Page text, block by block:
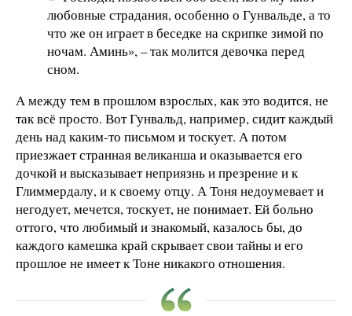
любовные страдания, особенно о Гунвальде, а то
что же он играет в беседке на скрипке зимой по
ночам. Аминь», – так молится девочка перед
сном.
А между тем в прошлом взрослых, как это водится, не
так всё просто. Вот Гунвальд, например, сидит каждый
день над каким-то письмом и тоскует. А потом
приезжает странная великанша и оказывается его
дочкой и высказывает неприязнь и презрение и к
Глиммердалу, и к своему отцу. А Тоня недоумевает и
негодует, мечется, тоскует, не понимает. Ей больно
оттого, что любимый и знакомый, казалось бы, до
каждого камешка край скрывает свои тайны и его
прошлое не имеет к Тоне никакого отношения.